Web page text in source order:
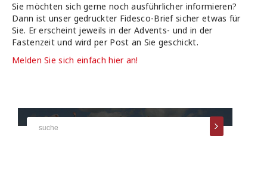
Sie möchten sich gerne noch ausführlicher informieren?
Dann ist unser gedruckter Fidesco-Brief sicher etwas für
Sie. Er erscheint jeweils in der Advents- und in der
Fastenzeit und wird per Post an Sie geschickt.
Melden Sie sich einfach hier an!